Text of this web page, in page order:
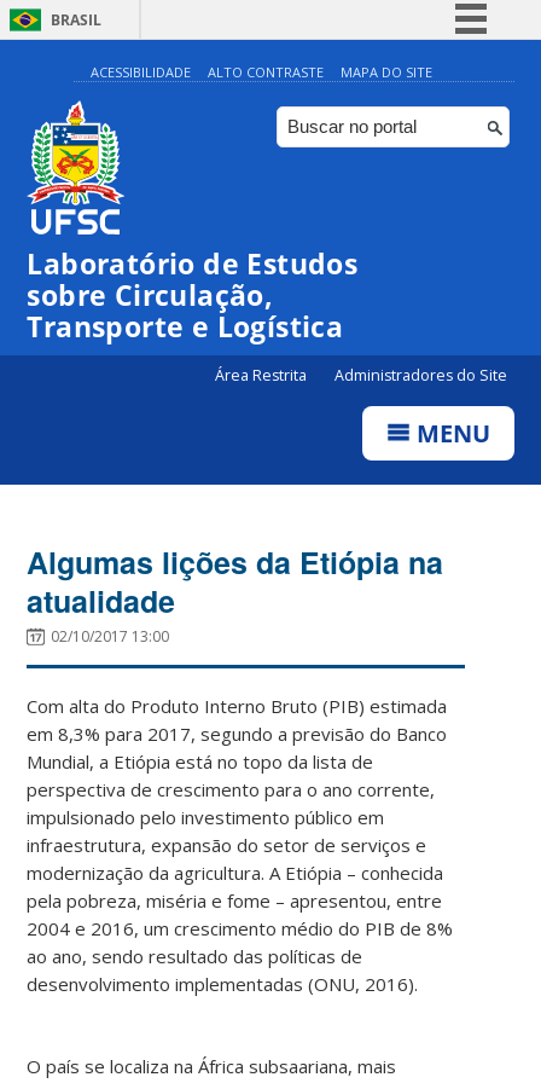
BRASIL
Simplifique!
Comunica BR
Participe
ACESSIBILIDADE ALTO CONTRASTE MAPA DO SITE
Laboratório de Estudos
sobre Circulação,
Transporte e Logística
Área Restrita Administradores do Site
MENU
Algumas lições da Etiópia na
atualidade
02/10/2017 13:00
Com alta do Produto Interno Bruto (PIB) estimada
em 8,3% para 2017, segundo a previsão do Banco
Mundial, a Etiópia está no topo da lista de
perspectiva de crescimento para o ano corrente,
impulsionado pelo investimento público em
infraestrutura, expansão do setor de serviços e
modernização da agricultura. A Etiópia – conhecida
pela pobreza, miséria e fome – apresentou, entre
2004 e 2016, um crescimento médio do PIB de 8%
ao ano, sendo resultado das políticas de
desenvolvimento implementadas (ONU, 2016).
O país se localiza na África subsaariana, mais